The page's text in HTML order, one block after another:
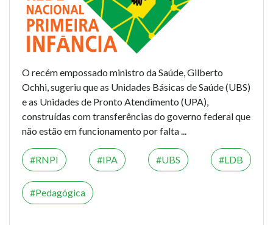
O recém empossado ministro da Saúde, Gilberto
Ochhi, sugeriu que as Unidades Básicas de Saúde (UBS)
e as Unidades de Pronto Atendimento (UPA),
construídas com transferências do governo federal que
não estão em funcionamento por falta ...
RNPI IPA UBS LDB
Pedagógica